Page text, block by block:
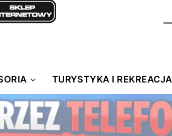
TURYSTYKA I REKREACJA